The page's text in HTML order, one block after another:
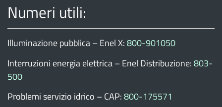
Numeri utili:
Illuminazione pubblica – Enel X:800-901050
Interruzioni energia elettrica – Enel Distribuzione:803-
500
Problemi servizio idrico – CAP:800-175571